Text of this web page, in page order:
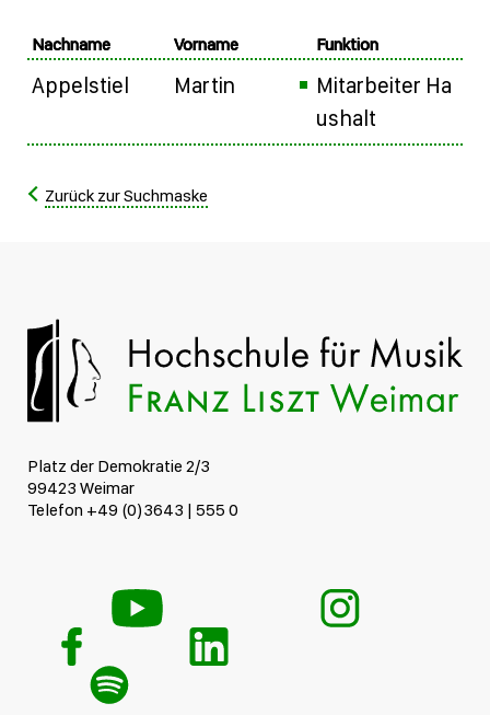
Nachname Vorname Funktion
Appelstiel Martin
Mitarbeiter Ha
ushalt
Zurück zur Suchmaske
Platz der Demokratie 2/3
99423 Weimar
Telefon +49 (0)3643 | 555 0